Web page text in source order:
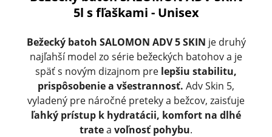
5l s fľaškami - Unisex
Bežecký batoh SALOMON ADV 5 SKIN je druhý
najľahší model zo série bežeckých batohov a je
späť s novým dizajnom pre lepšiu stabilitu,
prispôsobenie a všestrannosť. Adv Skin 5,
vyladený pre náročné preteky a bežcov, zaisťuje
ľahký prístup k hydratácii, komfort na dlhé
tratea voľnosť pohybu.